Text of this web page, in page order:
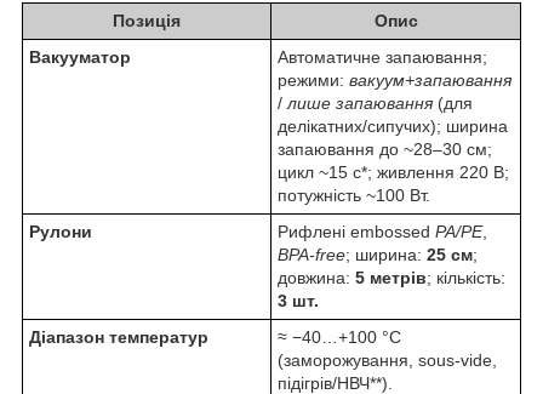
Позиція
Опис
Вакууматор
Автоматичне запаювання;
режими: вакуум+запаювання
/ лише запаювання (для
делікатних/сипучих); ширина
запаювання до ~28–30 см;
цикл ~15 с*; живлення 220 В;
потужність ~100 Вт.
Рулони
Рифлені embossed PA/PE,
BPA-free; ширина: 25 см;
довжина: 5 метрів; кількість:
3 шт.
Діапазон температур
≈ −40…+100 °C
(заморожування, sous-vide,
підігрів/НВЧ**).